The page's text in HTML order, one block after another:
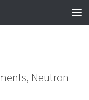
Neutron